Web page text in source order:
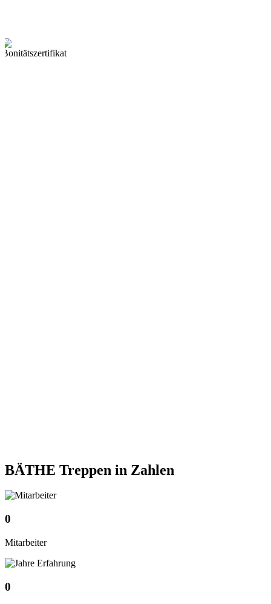
BÄTHE Treppen in Zahlen
0
Mitarbeiter
0